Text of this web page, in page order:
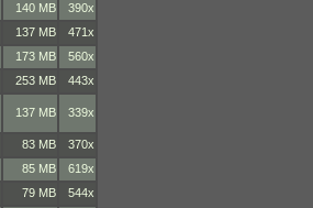
140 MB
390x
137 MB
471x
173 MB
560x
253 MB
443x
137 MB 339x
83 MB
370x
85 MB
619x
79 MB
544x